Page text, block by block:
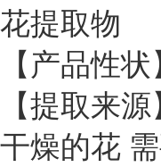
花提取物
【产品性
【提取来
干燥的花